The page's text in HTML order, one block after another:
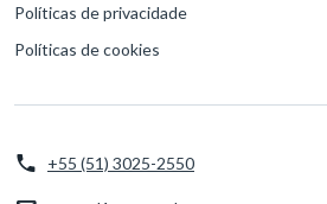
Políticas de privacidade
Políticas de cookies
+55 (51) 3025-2550